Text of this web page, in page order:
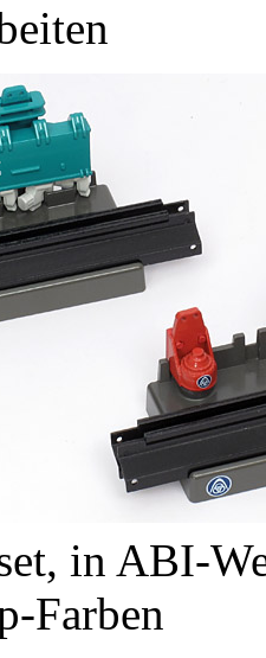
in ABI-
Farben